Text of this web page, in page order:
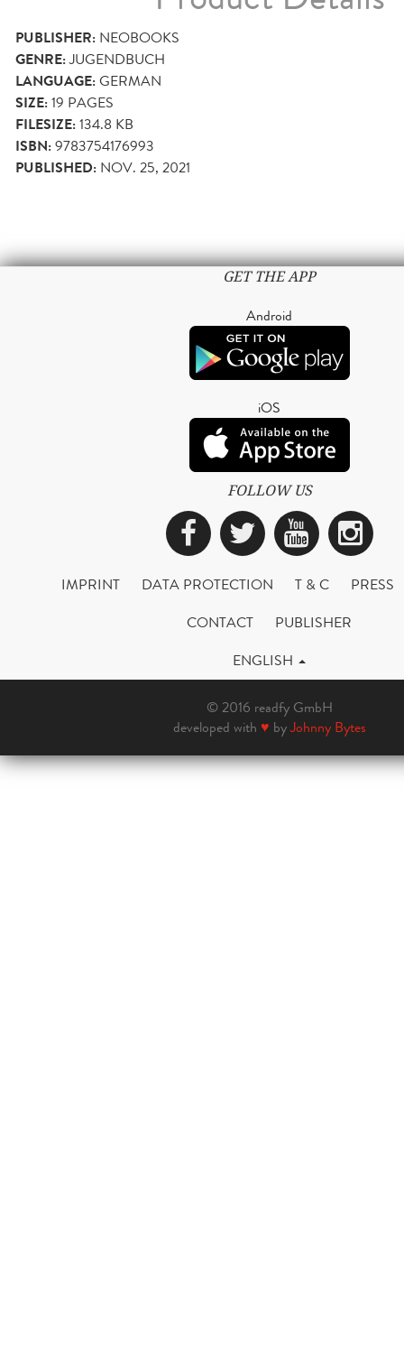
PUBLISHER: NEOBOOKS
GENRE:JUGENDBUCH
LANGUAGE:GERMAN
SIZE:19 PAGES
FILESIZE:134.8 KB
ISBN:9783754176993
PUBLISHED: NOV. 25, 2021
GET THE APP
Android
iOS
FOLLOW US
Facebook
Twitter
IMPRINT DATA PROTECTION T & C
PRESS
CONTACT
PUBLISHER
ENGLISH
© 2016 readfy GmbH
developed with ♥ byJohnny Bytes